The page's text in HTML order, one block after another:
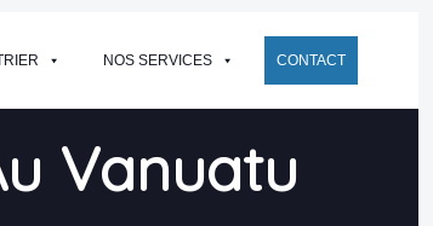
NOS SERVICES CONTACT
Vanuatu